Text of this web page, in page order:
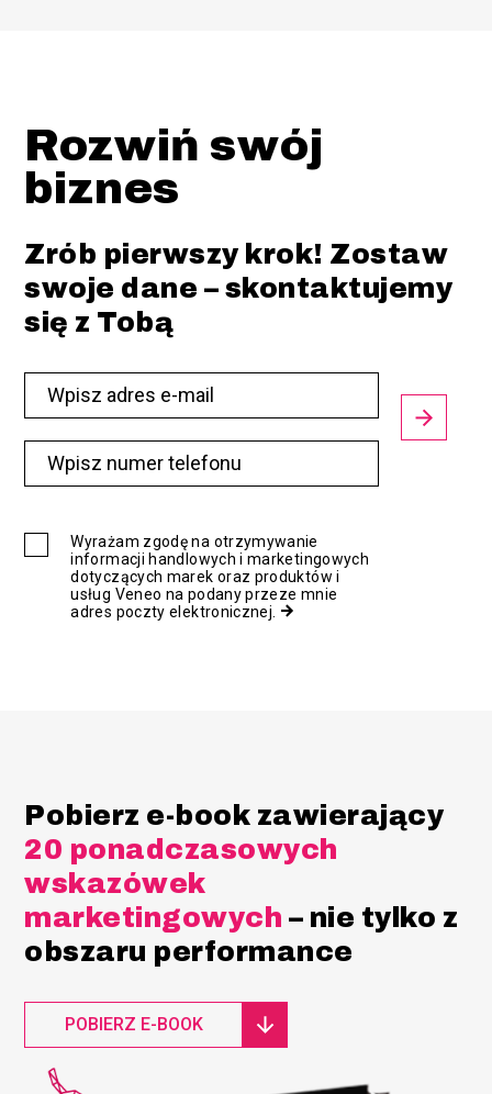
Rozwiń swój
biznes
Zrób pierwszy krok! Zostaw
swoje dane – skontaktujemy
się z Tobą
Wyrażam zgodę na otrzymywanie
informacji handlowych i marketingowych
dotyczących marek oraz produktów i
usług Veneo na podany przeze mnie
adres poczty elektronicznej.
Pobierz e-book zawierający
20 ponadczasowych
wskazówek
marketingowych – nie tylko z
obszaru performance
POBIERZ E-BOOK